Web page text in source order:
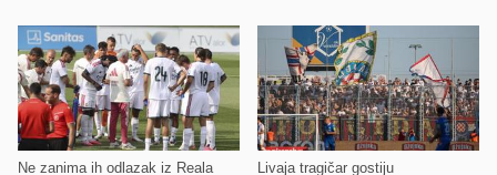
Ne zanima ih odlazak iz Reala Livaja tragičar gostiju